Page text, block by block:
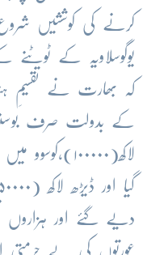
کرنے کی کوششیں
یوگوسلاویہ کے
کہ بھارت نے
کے بدولت صرف
دیے گئے اور ہزاروں
عورتوں کی بے حرمتی